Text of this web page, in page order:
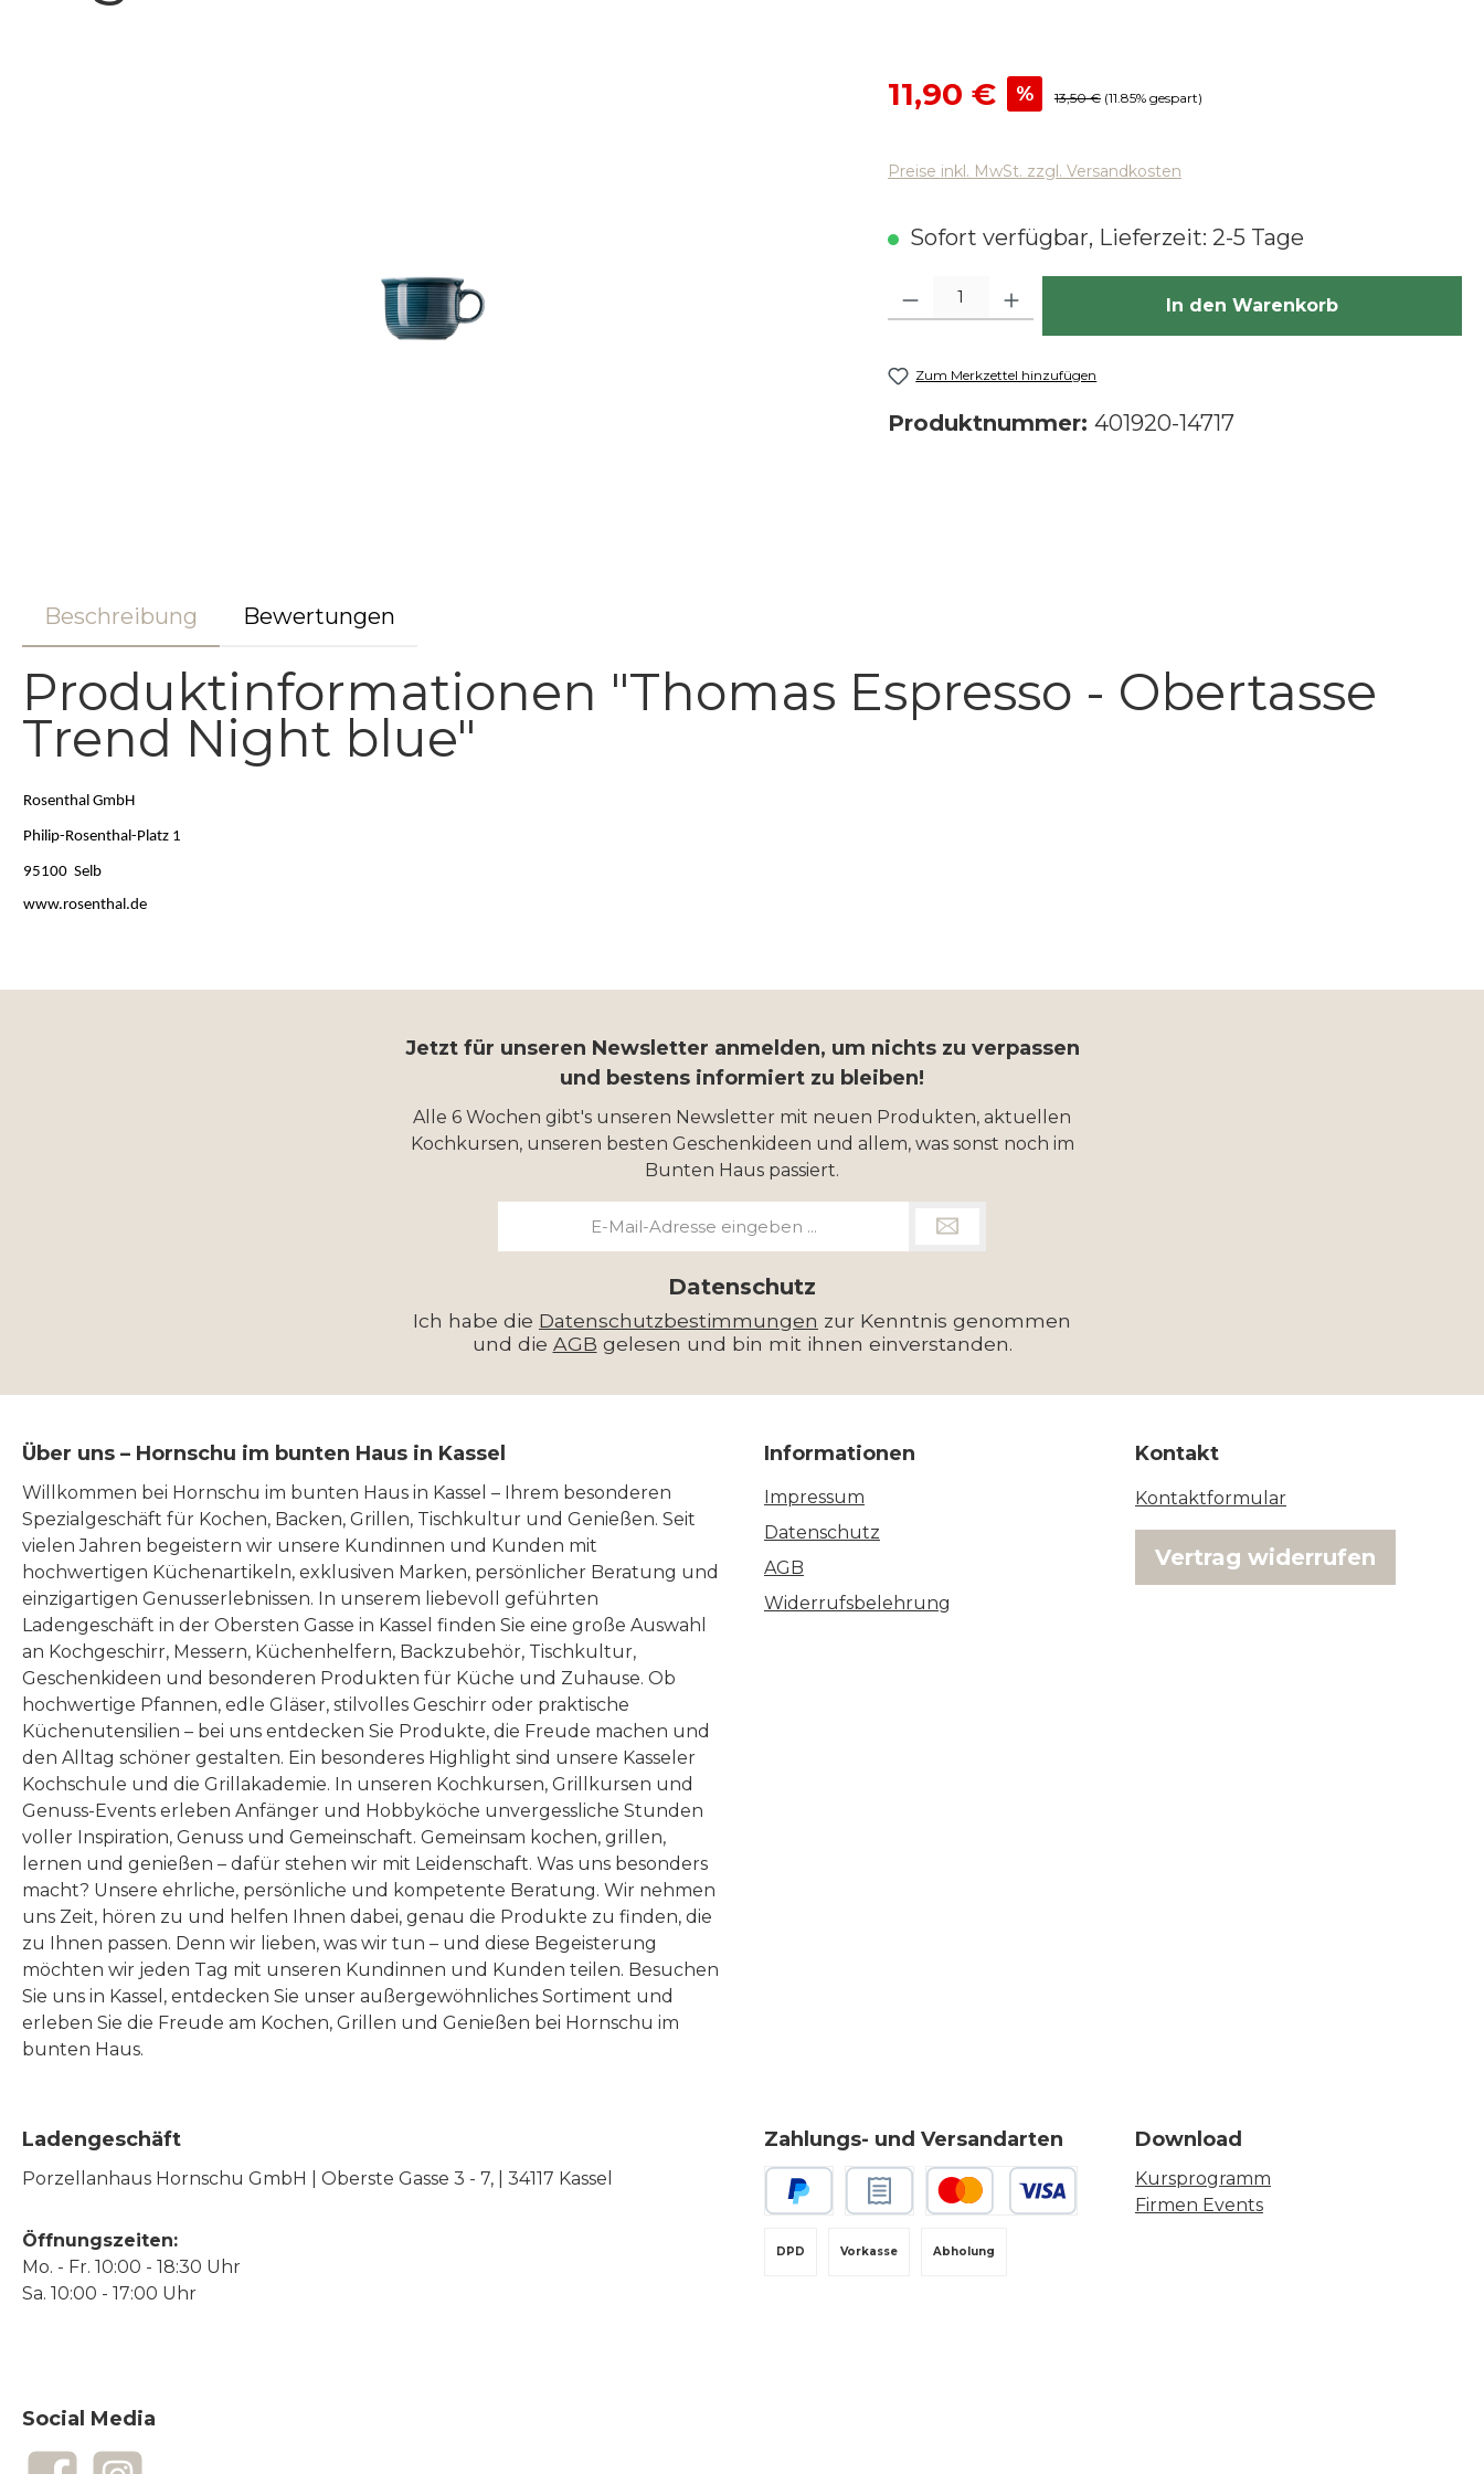
Verkaufspreis:
11,90 € % Regulärer Preis:
13,50 € (11.85% gespart)
Preise inkl. MwSt. zzgl. Versandkosten
Sofort verfügbar, Lieferzeit: 2-5 Tage
Produkt Anzahl: Gib den gewünschten Wert ein oder benutze die
In den Warenkorb
Zum Merkzettel hinzufügen
Produktnummer: 401920-14717
Beschreibung Bewertungen
Produktinformationen "Thomas Espresso - Obertasse
Trend Night blue"
Rosenthal GmbH
Philip-Rosenthal-Platz 1
95100 Selb
www.rosenthal.de
Jetzt für unseren Newsletter anmelden, um nichts zu verpassen
und bestens informiert zu bleiben!
Alle 6 Wochen gibt's unseren Newsletter mit neuen Produkten, aktuellen
Kochkursen, unseren besten Geschenkideen und allem, was sonst noch im
Bunten Haus passiert.
Datenschutz
Ich habe die Datenschutzbestimmungen zur Kenntnis genommen
und die AGB gelesen und bin mit ihnen einverstanden.
Über uns – Hornschu im bunten Haus in Kassel
Willkommen bei Hornschu im bunten Haus in Kassel – Ihrem besonderen
Spezialgeschäft für Kochen, Backen, Grillen, Tischkultur und Genießen. Seit
vielen Jahren begeistern wir unsere Kundinnen und Kunden mit
hochwertigen Küchenartikeln, exklusiven Marken, persönlicher Beratung und
einzigartigen Genusserlebnissen. In unserem liebevoll geführten
Ladengeschäft in der Obersten Gasse in Kassel finden Sie eine große Auswahl
an Kochgeschirr, Messern, Küchenhelfern, Backzubehör, Tischkultur,
Geschenkideen und besonderen Produkten für Küche und Zuhause. Ob
hochwertige Pfannen, edle Gläser, stilvolles Geschirr oder praktische
Küchenutensilien – bei uns entdecken Sie Produkte, die Freude machen und
den Alltag schöner gestalten. Ein besonderes Highlight sind unsere Kasseler
Kochschule und die Grillakademie. In unseren Kochkursen, Grillkursen und
Genuss-Events erleben Anfänger und Hobbyköche unvergessliche Stunden
voller Inspiration, Genuss und Gemeinschaft. Gemeinsam kochen, grillen,
lernen und genießen – dafür stehen wir mit Leidenschaft. Was uns besonders
macht? Unsere ehrliche, persönliche und kompetente Beratung. Wir nehmen
uns Zeit, hören zu und helfen Ihnen dabei, genau die Produkte zu finden, die
zu Ihnen passen. Denn wir lieben, was wir tun – und diese Begeisterung
möchten wir jeden Tag mit unseren Kundinnen und Kunden teilen. Besuchen
Sie uns in Kassel, entdecken Sie unser außergewöhnliches Sortiment und
erleben Sie die Freude am Kochen, Grillen und Genießen bei Hornschu im
bunten Haus.
Informationen
Impressum
Datenschutz
AGB
Widerrufsbelehrung
Kontakt
Kontaktformular
Vertrag widerrufen
Ladengeschäft
Porzellanhaus Hornschu GmbH | Oberste Gasse 3 - 7, | 34117 Kassel
Öffnungszeiten:
Mo. - Fr. 10:00 - 18:30 Uhr
Sa. 10:00 - 17:00 Uhr
Zahlungs- und Versandarten
Vorkasse
DPD Abholung
Download
Kursprogramm
Firmen Events
Social Media